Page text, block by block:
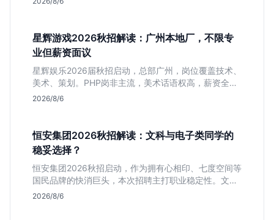
星辉游戏2026秋招解读：广州本地厂，不限专
业但薪资面议
星辉娱乐2026届秋招启动，总部广州，岗位覆盖技术、
美术、策划。PHP岗非主流，美术话语权高，薪资全面
面议。适合想接触项目全流程的应届生，追求大厂光环
2026/8/6
恒安集团2026秋招解读：文科与电子类同学的
稳妥选择？
恒安集团2026秋招启动，作为拥有心相印、七度空间等
国民品牌的快消巨头，本次招聘主打职业稳定性。文章
深度解析管培生项目，明确文商科主攻品牌营销、理工
2026/8/6